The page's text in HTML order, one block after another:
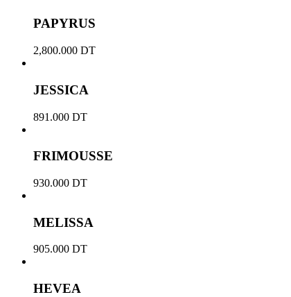
PAPYRUS
2,800.000 DT
JESSICA
891.000 DT
FRIMOUSSE
930.000 DT
MELISSA
905.000 DT
HEVEA